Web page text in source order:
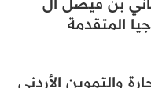
المتقدمة
والتموين الأردني